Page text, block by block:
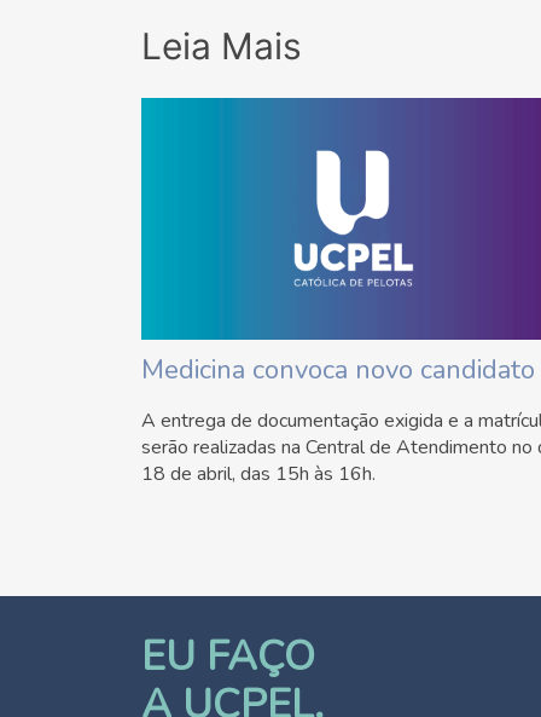
Leia Mais
Medicina convoca novo candidato
A entrega de documentação exigida e a
serão realizadas na Central de Atendimento no
18 de abril, das 15h às 16h.
EU FAÇO
A UCPEL.